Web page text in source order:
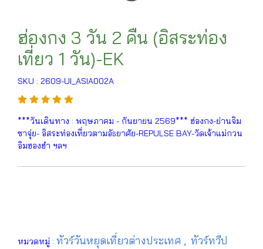
ฮ่องกง 3 วัน 2 คืน (อิสระท่อง
เที่ยว 1 วัน)-EK
SKU : 2609-UI_ASIA002A
***วันเดินทาง : พฤษภาคม - กันยายน 2569*** ฮ่องกง-ย่านจิม
ซาจุ่ย- อิสระท่องเที่ยวตามอัธยาศัย-REPULSE BAY-วัดเจ้าแม่กวน
อิมฮองฮำ ฯลฯ
หมวดหมู่ : ทัวร์วันหยุดเที่ยวต่างประเทศ , ทัวร์ทวีป